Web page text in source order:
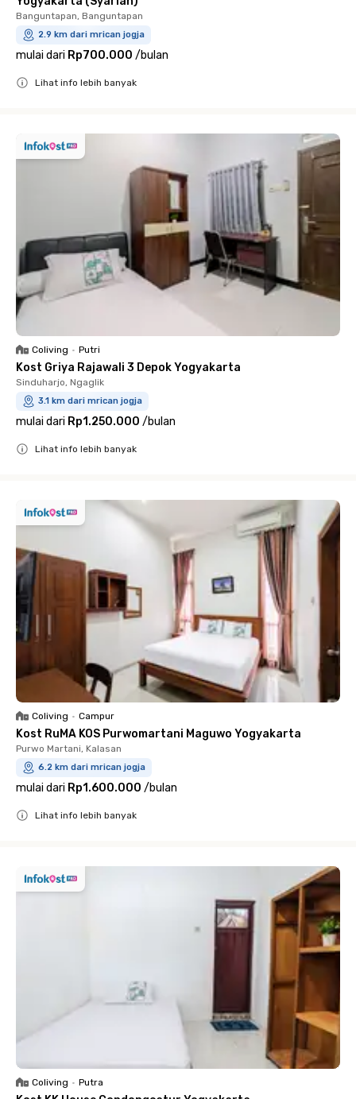
Banguntapan, Banguntapan
2.9 km dari mrican jogja
mulai dari Rp700.000 /bulan
Lihat info lebih banyak
Coliving • Putri
Kost Griya Rajawali 3 Depok Yogyakarta
Sinduharjo, Ngaglik
3.1 km dari mrican jogja
mulai dari Rp1.250.000 /bulan
Lihat info lebih banyak
Coliving • Campur
Kost RuMA KOS Purwomartani Maguwo Yogyakarta
Purwo Martani, Kalasan
6.2 km dari mrican jogja
mulai dari Rp1.600.000 /bulan
Lihat info lebih banyak
Coliving • Putra